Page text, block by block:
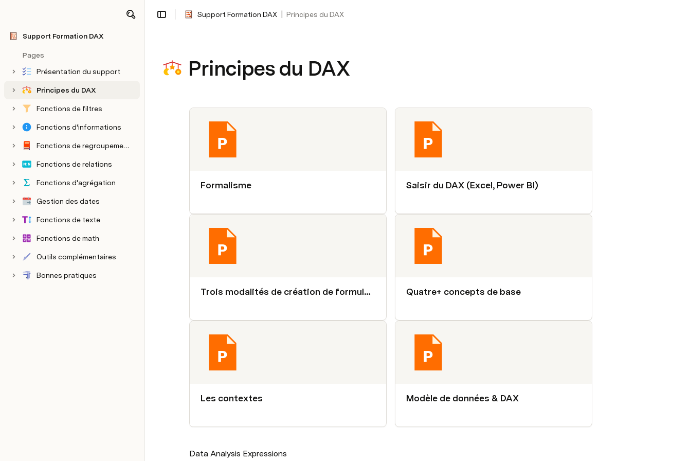
Support Formation DAX
Pages
Présentation du support
Principes du DAX
Fonctions de filtres
Fonctions d'informations
Fonctions de regroupements
Fonctions de relations
Fonctions d'agrégation
Gestion des dates
Fonctions de texte
Fonctions de math
Outils complémentaires
Bonnes pratiques
Support Formation DAX Principes du DAX
Principes du DAX
Formalisme Saisir du DAX (Excel, Power BI)
Trois modalités de création de formules DAX Quatre+ concepts de base
Les contextes Modèle de données & DAX
Data Analysis Expressions